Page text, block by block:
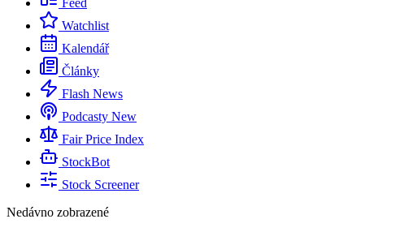
Feed
Watchlist
Kalendář
Články
Flash News
Podcasty New
Fair Price Index
StockBot
Stock Screener
Nedávno zobrazené